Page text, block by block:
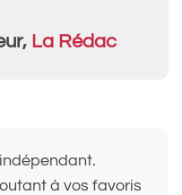
La Rédac
à vos favoris